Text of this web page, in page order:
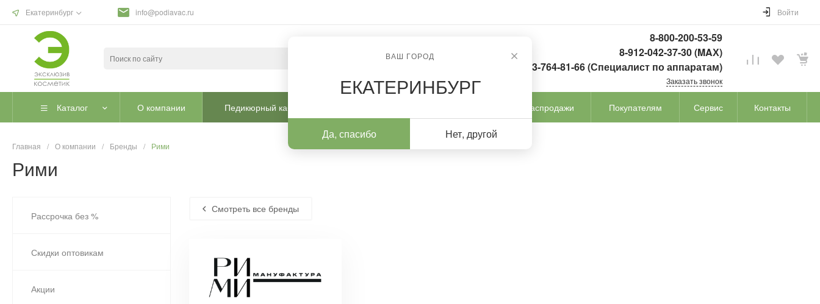
Екатеринбург
ВАШ ГОРОД
ЕКАТЕРИНБУРГ
Да, спасибо Нет, другой
info@podiavac.ru Войти
8-800-200-53-59
8-912-042-37-30 (MAХ)
8-963-764-81-66 (Специалист по аппаратам)
Заказать звонок
Каталог О компании Педикюрный кабинет Распродажи Покупателям Сервис Контакты
Главная / О компании / Бренды / Рими
Рими
Рассрочка без %
Скидки оптовикам
Акции
Смотреть все бренды